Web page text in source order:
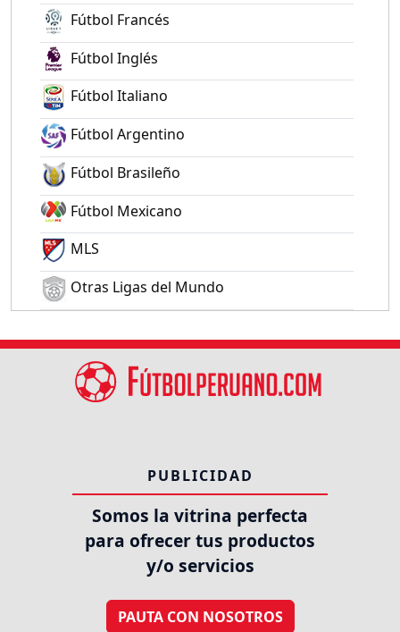
Fútbol Francés
Fútbol Inglés
Fútbol Italiano
Fútbol Argentino
Fútbol Brasileño
Fútbol Mexicano
MLS
Otras Ligas del Mundo
PUBLICIDAD
Somos la vitrina perfecta
para ofrecer tus productos
y/o servicios
PAUTA CON NOSOTROS